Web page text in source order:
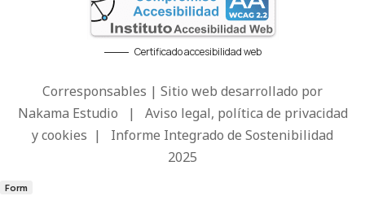
Certificado accesibilidad web
Corresponsables | Sitio web desarrollado por
Nakama Estudio | Aviso legal, política de privacidad
y cookies | Informe Integrado de Sostenibilidad
2025
Form